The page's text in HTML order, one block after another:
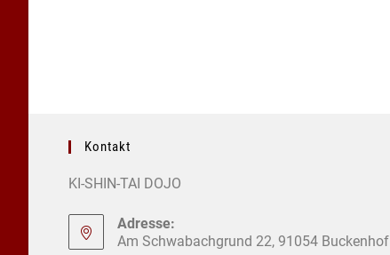
Kontakt
KI-SHIN-TAI DOJO
Adresse:
Am Schwabachgrund 22, 91054 Buckenhof